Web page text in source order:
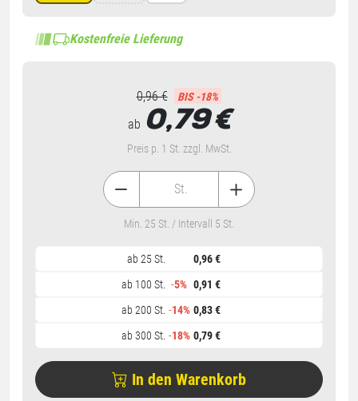
Kostenfreie Lieferung
0,96 € BIS -18%
ab 0,79 €
Preis p. 1 St. zzgl. MwSt.
ab 25 St.
0,96 €
ab 100 St.
-5% 0,91 €
ab 200 St. -14% 0,83 €
ab 300 St. -18% 0,79 €
St.
Min. 25 St. / Intervall 5 St.
In den Warenkorb